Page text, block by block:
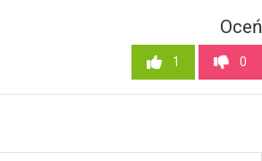
Oceń
1 0